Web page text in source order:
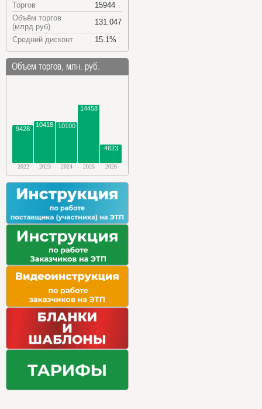
Торгов
15944
Объём торгов
(млрд.руб)
131.047
Средний дисконт
15.1%
Объем торгов, млн. руб.
9428
10418 10100
14458
4623
2022 2023 2024 2025 2026